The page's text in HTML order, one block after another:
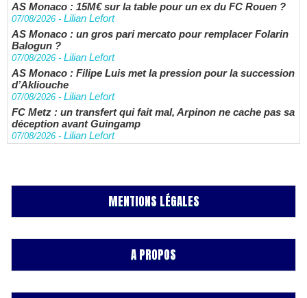
AS Monaco : 15M€ sur la table pour un ex du FC Rouen ?
07/08/2026 - Lilian Lefort
AS Monaco : un gros pari mercato pour remplacer Folarin
Balogun ?
07/08/2026 - Lilian Lefort
AS Monaco : Filipe Luis met la pression pour la succession
d’Akliouche
07/08/2026 - Lilian Lefort
FC Metz : un transfert qui fait mal, Arpinon ne cache pas sa
déception avant Guingamp
07/08/2026 - Lilian Lefort
MENTIONS LÉGALES
A PROPOS